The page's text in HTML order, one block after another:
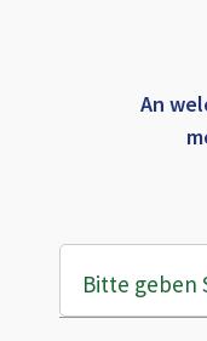
An
Bitte geben